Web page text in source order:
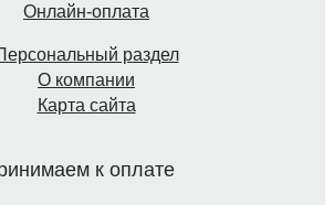
Онлайн-оплата
раздел
О компании
Карта сайта
к оплате